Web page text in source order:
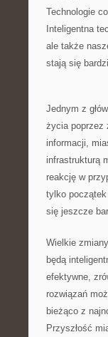
Technologie
‍Inteligentna⁣
ale także
stają⁢ się
Jednym ⁣z
życia poprzez
informacji,
infrastrukturą
reakcję w
tylko
⁣się ‍jeszcze
Wielkie
będą⁣
efektywne,
rozwiązań
bieżąco⁤ z
Przyszłość​